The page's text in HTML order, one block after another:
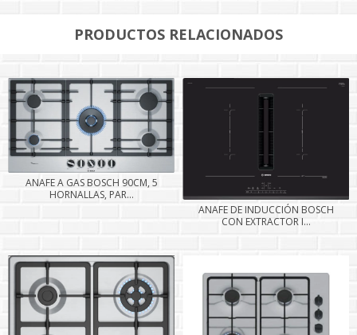
PRODUCTOS RELACIONADOS
ANAFE A GAS BOSCH 90CM, 5
HORNALLAS, PAR...
ANAFE DE INDUCCIÓN BOSCH
CON EXTRACTOR I...